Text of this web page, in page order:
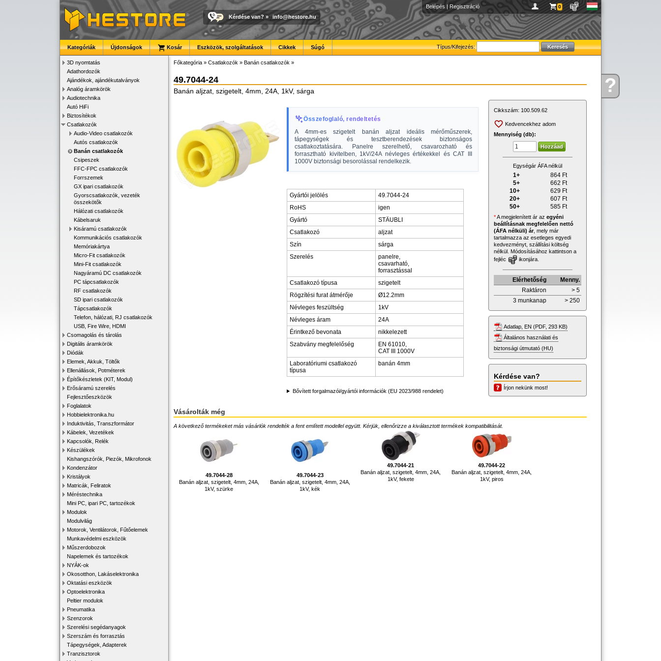
Kérdése?
Belépés | Regisztráció 0
Kérdése van? » info@hestore.hu
Típus/Kifejezés:
Kategóriák Újdonságok Kosár Eszközök, szolgáltatások Cikkek Súgó
3D nyomtatás
Adathordozók
Ajándékok, ajándékutalványok
Analóg áramkörök
Audiotechnika
Autó HiFi
Biztosítékok
Csatlakozók
Audio-Video csatlakozók
Autós csatlakozók
Banán csatlakozók
Csipeszek
FFC-FPC csatlakozók
Forrszemek
GX ipari csatlakozók
Gyorscsatlakozók, vezeték
összekötők
Hálózati csatlakozók
Kábelsaruk
Kisáramú csatlakozók
Kommunikációs csatlakozók
Memóriakártya
Micro-Fit csatlakozók
Mini-Fit csatlakozók
Nagyáramú DC csatlakozók
PC tápcsatlakozók
RF csatlakozók
SD ipari csatlakozók
Tápcsatlakozók
Telefon, hálózati, RJ csatlakozók
USB, Fire Wire, HDMI
Csomagolás és tárolás
Digitális áramkörök
Diódák
Elemek, Akkuk, Töltők
Ellenállások, Potméterek
Építőkészletek (KIT, Modul)
Erősáramú szerelés
Fejlesztőeszközök
Foglalatok
Hobbielektronika.hu
Induktivitás, Transzformátor
Kábelek, Vezetékek
Kapcsolók, Relék
Készülékek
Kishangszórók, Piezók, Mikrofonok
Kondenzátor
Kristályok
Matricák, Feliratok
Méréstechnika
Mini PC, ipari PC, tartozékok
Modulok
Modulvilág
Motorok, Ventilátorok, Fűtőelemek
Munkavédelmi eszközök
Műszerdobozok
Napelemek és tartozékok
NYÁK-ok
Okosotthon, Lakáselektronika
Oktatási eszközök
Optoelektronika
Peltier modulok
Pneumatika
Szenzorok
Szerelési segédanyagok
Szerszám és forrasztás
Tápegységek, Adapterek
Tranzisztorok
Főkategória » Csatlakozók » Banán csatlakozók »
49.7044-24
Banán aljzat, szigetelt, 4mm, 24A, 1kV, sárga
Összefoglaló, rendeltetés
A 4mm-es szigetelt banán aljzat ideális mérőműszerek,
tápegységek és tesztberendezések biztonságos
csatlakoztatására. Panelre szerelhető, csavarozható és
forrasztható kivitelben, 1kV/24A névleges értékekkel és CAT III
1000V biztonsági besorolással rendelkezik.
Gyártói jelölés
49.7044-24
RoHS
igen
Gyártó
STÄUBLI
Csatlakozó
aljzat
Szín
sárga
Szerelés
panelre,
csavarható,
forrasztással
Csatlakozó típusa
szigetelt
Rögzítési furat átmérője
Ø12.2mm
Névleges feszültség
1kV
Névleges áram
24A
Érintkező bevonata
nikkelezett
Szabvány megfelelőség
EN 61010,
CAT III 1000V
Laboratóriumi csatlakozó
típusa
banán 4mm
Bővített forgalmazói/gyártói információk (EU 2023/988 rendelet)
Cikkszám: 100.509.62
Kedvencekhez adom
Mennyiség (db):
Egységár ÁFA nélkül
1+ 864 Ft
5+
662 Ft
10+
629 Ft
20+
607 Ft
50+
585 Ft
*A megjelenített ár az egyéni
beállításnak megfelelően nettó
(ÁFA nélküli) ár, mely már
tartalmazza az esetleges egyedi
kedvezményt, szállítási költség
nélkül. Módosításához kattintson a
fejléc
ikonjára.
Elérhetőség
Menny.
Raktáron
> 5
3 munkanap
> 250
Adatlap, EN (PDF, 293 KB)
Általános használati és
biztonsági útmutató (HU)
Kérdése van?
Írjon nekünk most!
Vásárolták még
A következő termékeket más vásárlók rendelték a fent említett modellel együtt. Kérjük, ellenőrizze a kiválasztott termékek kompatibilitását.
49.7044-28
Banán aljzat, szigetelt, 4mm, 24A,
1kV, szürke
49.7044-23
Banán aljzat, szigetelt, 4mm, 24A,
1kV, kék
49.7044-21
Banán aljzat, szigetelt, 4mm, 24A,
1kV, fekete
49.7044-22
Banán aljzat, szigetelt, 4mm, 24A,
1kV, piros